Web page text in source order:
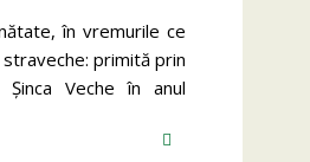
în vremurile ce
primită prin
Şinca Veche în anul